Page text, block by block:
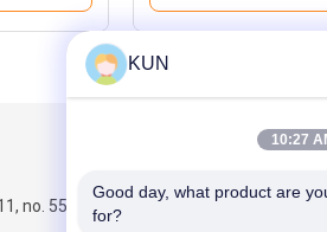
no. 555, route
KUN
10:27
Good day, what product are
for?